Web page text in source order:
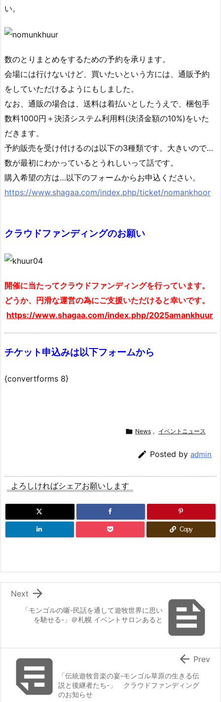
い。
数のとりまとめをするための予約を承ります。
会場には行けないけど、買いたいという方には、通販予約
をしていただけるようにもしました。
なお、通販の場合は、送料は着払いとしたうえで、梱包手
数料1000円＋決済システム利用料(決済金額の10%)をいた
だきます。
予約販売を受け付けるのは以下の3種類です。大きいので…
数が最初にわかっているとうれしいって話です。
購入希望の方は…以下のフォームからお申込ください。
https://www.shagaa.com/index.php/ticket/nomankhoor
クラウドファンディングのお願い
開催に当たってクラウドファンディングを行っています。
どうか、円滑な運営の為にご支援いただけると幸いです。
https://www.shagaa.com/index.php/2025amankhuur
チケット申込みは以下フォームから
{convertforms 8}
 News , イベントニュース
 Posted by admin
よろしければシェアお願いします
Copy

「モンゴルの噺-民話を通して遊牧世界に思い
を馳せる-」＠札幌 イベントサロンあると

Next
 「伝統遊牧音楽の宴-モンゴル草原の生きる伝
説と後継者たち-」 クラウドファンディング
のお知らせ
 Prev